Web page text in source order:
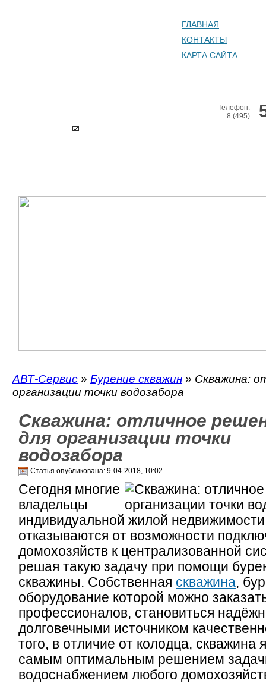
ГЛАВНАЯ
КОНТАКТЫ
КАРТА САЙТА
Телефон:
8 (495)
АВТ-Сервис » Бурение скважин » Скважина:
организации точки водозабора
Скважина: отличное
для организации точки
водозабора
Статья опубликована: 9-04-2018, 10:02
Сегодня многие
владельцы
индивидуальной жилой
отказываются от возможности
домохозяйств к централизованной
решая такую задачу при помощи
скважины. Собственная скважина,
оборудование которой можно
профессионалов, становиться
долговечными источником
того, в отличие от колодца, скважина
самым оптимальным решением
водоснабжением любого